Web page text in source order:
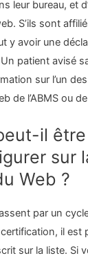
leur bureau, et
S’ils sont
y avoir une
patient avisé
sur l’un
de l’ABMS ou de
il
sur
Web ?
par un
il est
sur la liste. Si